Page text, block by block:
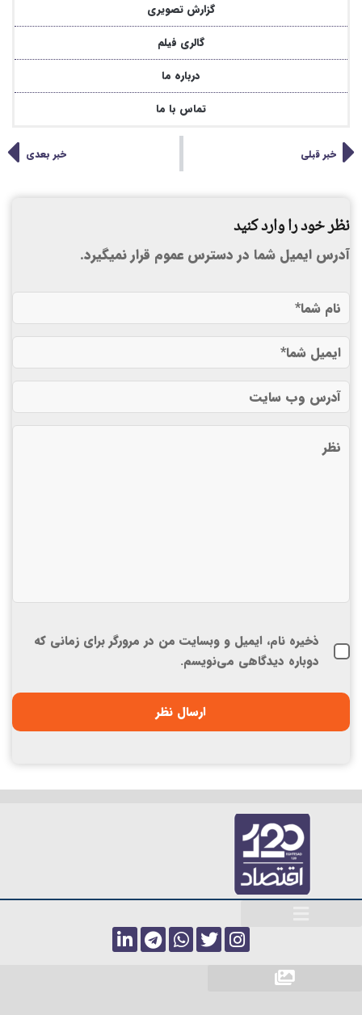
گزارش تصویری
گالری فیلم
درباره ما
تماس با ما
خبر قبلی خبر بعدی
نظر خود را وارد کنید
آدرس ایمیل شما در دسترس عموم قرار نمیگیرد.
ذخیره نام، ایمیل و وبسایت من در مرورگر برای زمانی که
دوباره دیدگاهی می‌نویسم.